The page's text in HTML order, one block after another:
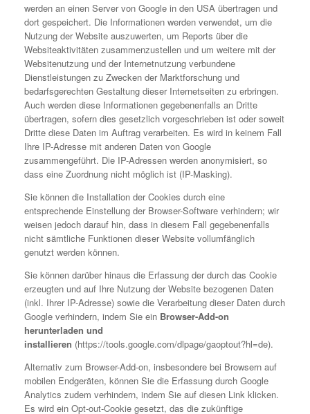
werden an einen Server von Google in den USA übertragen und
dort gespeichert. Die Informationen werden verwendet, um die
Nutzung der Website auszuwerten, um Reports über die
Websiteaktivitäten zusammenzustellen und um weitere mit der
Websitenutzung und der Internetnutzung verbundene
Dienstleistungen zu Zwecken der Marktforschung und
bedarfsgerechten Gestaltung dieser Internetseiten zu erbringen.
Auch werden diese Informationen gegebenenfalls an Dritte
übertragen, sofern dies gesetzlich vorgeschrieben ist oder soweit
Dritte diese Daten im Auftrag verarbeiten. Es wird in keinem Fall
Ihre IP-Adresse mit anderen Daten von Google
zusammengeführt. Die IP-Adressen werden anonymisiert, so
dass eine Zuordnung nicht möglich ist (IP-Masking).
Sie können die Installation der Cookies durch eine
entsprechende Einstellung der Browser-Software verhindern; wir
weisen jedoch darauf hin, dass in diesem Fall gegebenenfalls
nicht sämtliche Funktionen dieser Website vollumfänglich
genutzt werden können.
Sie können darüber hinaus die Erfassung der durch das Cookie
erzeugten und auf Ihre Nutzung der Website bezogenen Daten
(inkl. Ihrer IP-Adresse) sowie die Verarbeitung dieser Daten durch
Google verhindern, indem Sie ein Browser-Add-on
herunterladen und
installieren (https://tools.google.com/dlpage/gaoptout?hl=de).
Alternativ zum Browser-Add-on, insbesondere bei Browsern auf
mobilen Endgeräten, können Sie die Erfassung durch Google
Analytics zudem verhindern, indem Sie auf diesen Link klicken.
Es wird ein Opt-out-Cookie gesetzt, das die zukünftige